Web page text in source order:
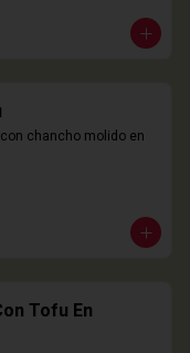
chancho molido en
Tofu En